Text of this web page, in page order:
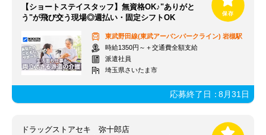
【ショートステイスタッフ】無資格OK♪"ありがと
う"が飛び交う現場◎週払い・固定シフトOK
東武野田線(東武アーバンパークライン) 岩槻駅
時給1350円～＋交通費全額支給
派遣社員
埼玉県さいたま市
応募終了日：8月31日
ドラッグストアセキ 弥十郎店